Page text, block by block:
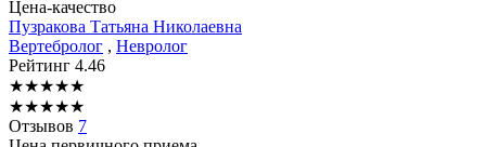
Цена-качество
Пузракова Татьяна Николаевна
Вертебролог , Невролог
Рейтинг 4.46
★★★★★
★★★★★
Отзывов 7